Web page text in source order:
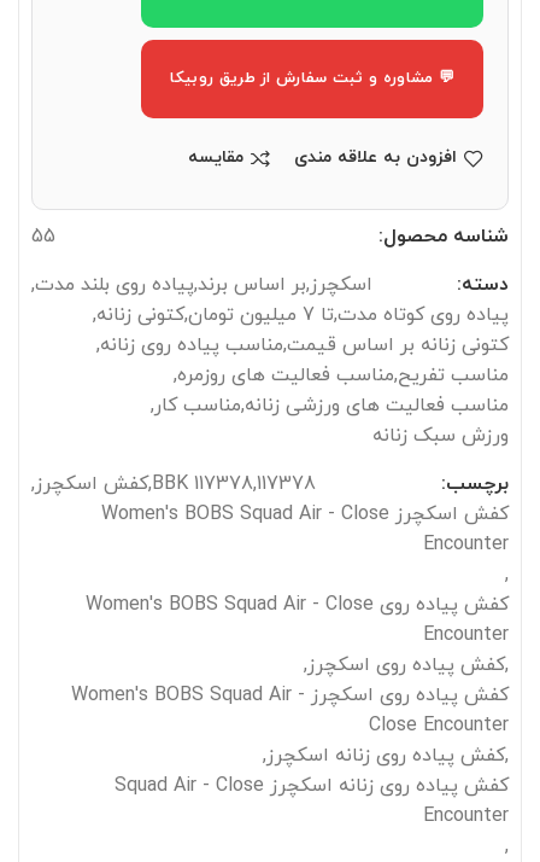
💬 مشاوره و ثبت سفارش از طریق روبیکا
افزودن به علاقه مندی مقایسه
شناسه محصول:
55
دسته:
اسکچرز,بر اساس برند,پیاده روی بلند مدت,
پیاده روی کوتاه مدت,تا 7 میلیون تومان ,کتونی زنانه,
کتونی زنانه بر اساس قیمت,مناسب پیاده روی زنانه,
مناسب تفریح,مناسب فعالیت های روزمره,
مناسب فعالیت های ورزشی زنانه,مناسب کار,
ورزش سبک زنانه
برچسب:
117378
,
117378 BBK
,کفش اسکچرز,
کفش اسکچرز Women's BOBS Squad Air - Close
Encounter
,
کفش پیاده روی Women's BOBS Squad Air - Close
Encounter
,کفش پیاده روی اسکچرز,
کفش پیاده روی اسکچرز Women's BOBS Squad Air -
Close Encounter
,کفش پیاده روی زنانه اسکچرز,
کفش پیاده روی زنانه اسکچرز Squad Air - Close
Encounter
,